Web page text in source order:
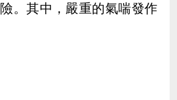
。其中，嚴重的氣喘發作